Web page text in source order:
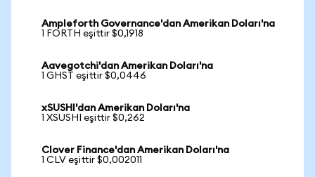
Ampleforth Governance'dan Amerikan Doları'na
1 FORTH eşittir $0,1918
Aavegotchi'dan Amerikan Doları'na
1 GHST eşittir $0,0446
xSUSHI'dan Amerikan Doları'na
1 XSUSHI eşittir $0,262
Clover Finance'dan Amerikan Doları'na
1 CLV eşittir $0,002011